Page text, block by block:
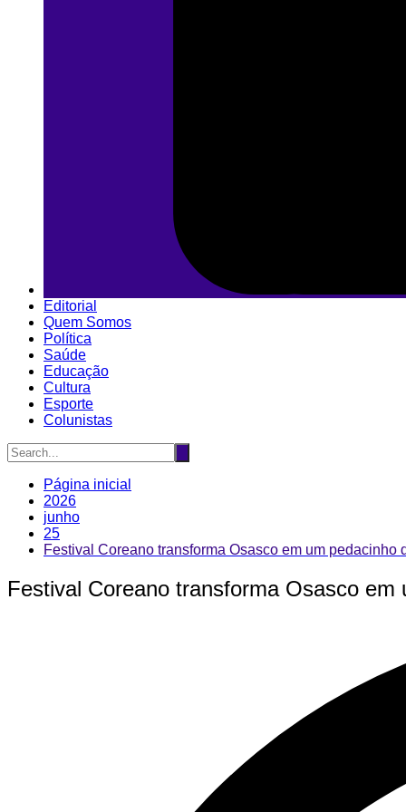
Editorial
Quem Somos
Política
Saúde
Educação
Cultura
Esporte
Colunistas
Página inicial
2026
junho
25
Festival Coreano transforma Osasco em um
Festival Coreano transforma Osasco